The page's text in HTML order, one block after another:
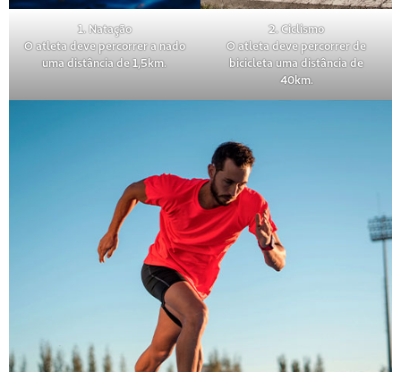
1.Natação
O atleta deve percorrer a nado
uma distância de 1,5km.
2. Ciclismo
O atleta deve percorrer de
bicicleta uma distância de
40km.